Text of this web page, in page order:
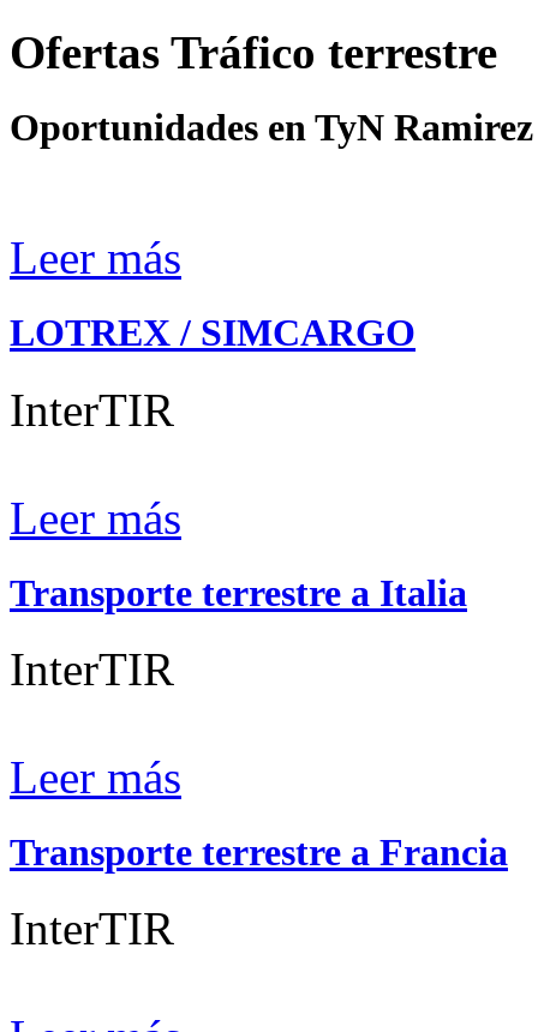
Ofertas Tráfico terrestre
Oportunidades en TyN
Leer más
LOTREX / SIMCARGO
InterTIR
Leer más
Transporte terrestre a Italia
InterTIR
Leer más
Transporte terrestre a Francia
InterTIR